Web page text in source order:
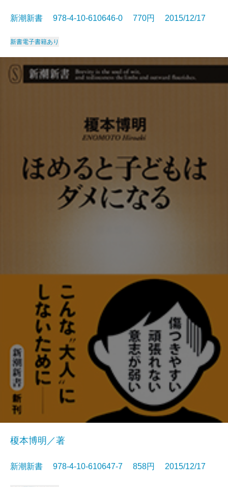
新潮新書 978-4-10-610646-0 770円 2015/12/17
新書電子書籍あり
榎本博明／著
新潮新書 978-4-10-610647-7 858円 2015/12/17